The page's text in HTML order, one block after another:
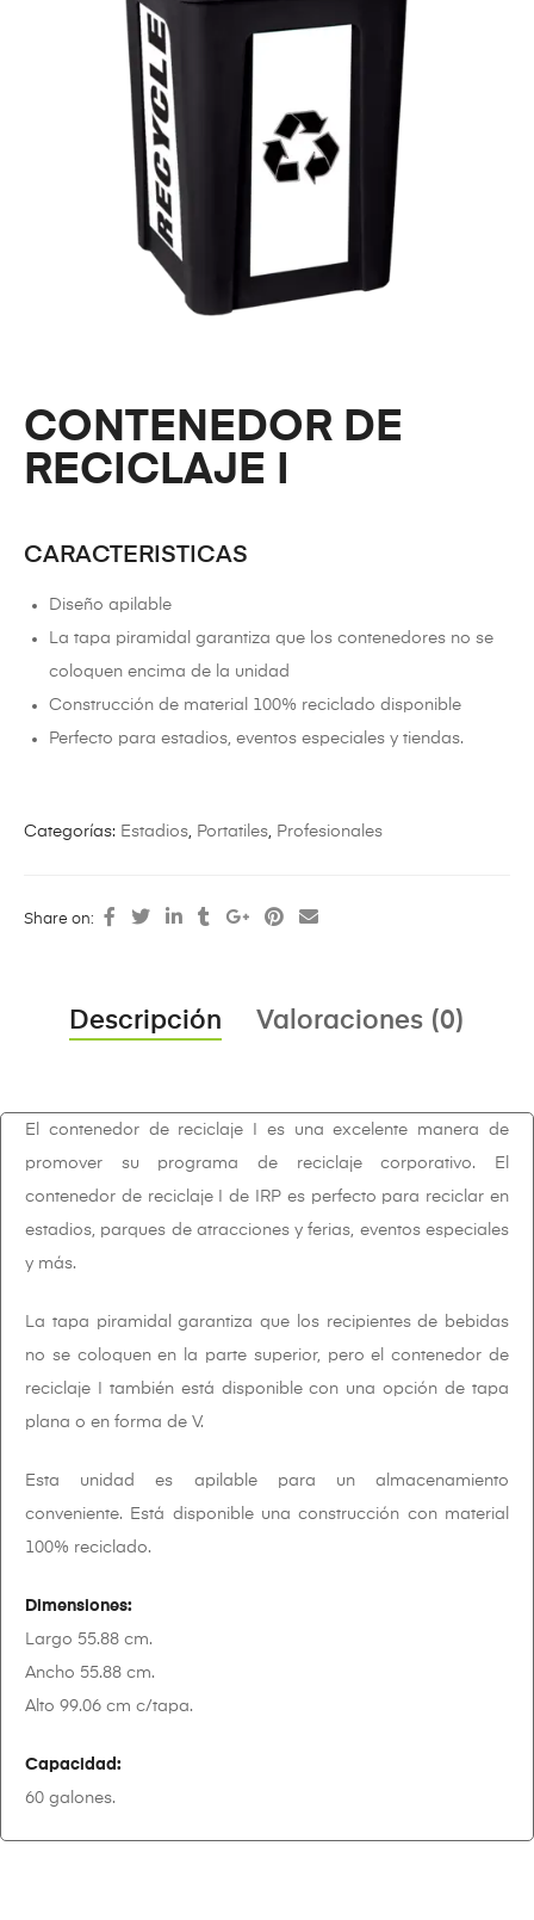
CONTENEDOR DE
RECICLAJE I
CARACTERISTICAS
Diseño apilable
La tapa piramidal garantiza que los contenedores no se
coloquen encima de la unidad
Construcción de material 100% reciclado disponible
Perfecto para estadios, eventos especiales y tiendas.
Categorías: Estadios Portatiles Profesionales
Share on:
Descripción Valoraciones (0)
El contenedor de reciclaje I es una excelente manera de
promover su programa de reciclaje corporativo. El
contenedor de reciclaje I de IRP es perfecto para reciclar en
estadios, parques de atracciones y ferias, eventos especiales
y más.
La tapa piramidal garantiza que los recipientes de bebidas
no se coloquen en la parte superior, pero el contenedor de
reciclaje I también está disponible con una opción de tapa
plana o en forma de V.
Esta unidad es apilable para un almacenamiento
conveniente. Está disponible una construcción con material
100% reciclado.
Dimensiones:
Largo 55.88 cm.
Ancho 55.88 cm.
Alto 99.06 cm c/tapa.
Capacidad:
60 galones.